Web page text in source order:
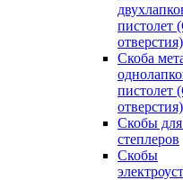
пистолет
отверстия)
Скоба
пистолет
отверстия)
Скобы
степлеров
Скобы